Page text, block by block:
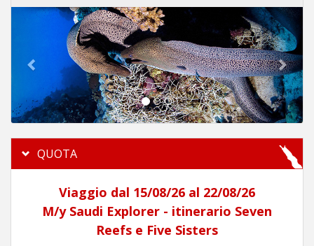
Previous Next
QUOTA
Viaggio dal 15/08/26 al 22/08/26
M/y Saudi Explorer - itinerario Seven
Reefs e Five Sisters